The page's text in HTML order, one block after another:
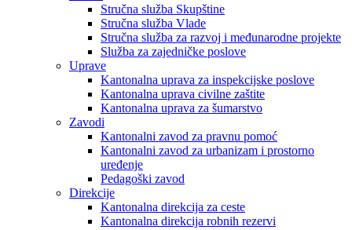
Stručna služba Skupštine
Stručna služba Vlade
Stručna služba za razvoj i međunarodne projekte
Služba za zajedničke poslove
Uprave
Kantonalna uprava za inspekcijske poslove
Kantonalna uprava civilne zaštite
Kantonalna uprava za šumarstvo
Zavodi
Kantonalni zavod za pravnu pomoć
Kantonalni zavod za urbanizam i prostorno
uređenje
Pedagoški zavod
Direkcije
Kantonalna direkcija za ceste
Kantonalna direkcija robnih rezervi